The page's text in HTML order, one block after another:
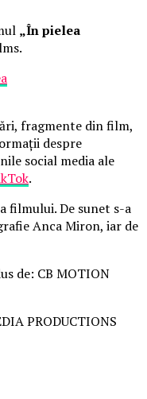
„În pielea
fragmente din film,
despre
social media ale
.
filmului. De sunet s-a
Anca Miron, iar de
de: CB MOTION
PRODUCTIONS